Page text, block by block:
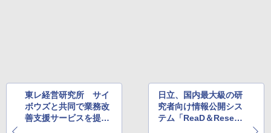
東レ経営研究所 サイ
ボウズと共同で業務改
善支援サービスを提供
日立、国内最大級の研
究者向け情報公開シス
テム「ReaD＆Resear